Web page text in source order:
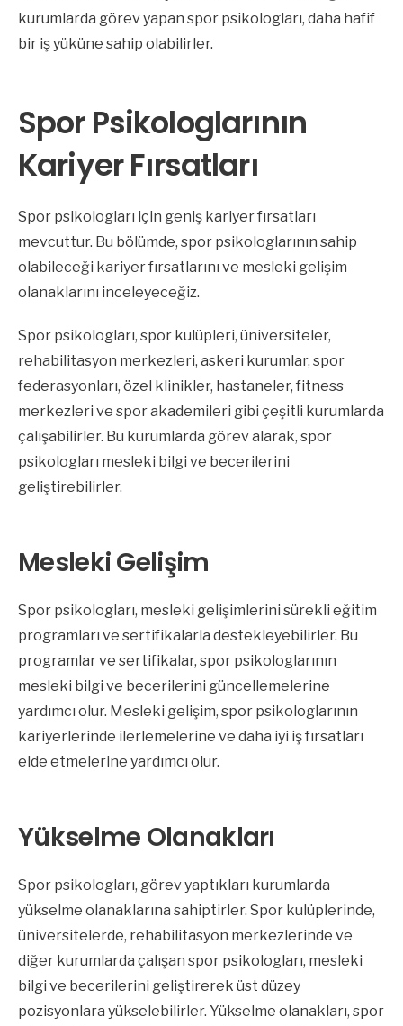
kurumlarda görev yapan spor psikologları, daha hafif
bir iş yüküne sahip olabilirler.
Spor Psikologlarının
Kariyer Fırsatları
Spor psikologları için geniş kariyer fırsatları
mevcuttur. Bu bölümde, spor psikologlarının sahip
olabileceği kariyer fırsatlarını ve mesleki gelişim
olanaklarını inceleyeceğiz.
Spor psikologları, spor kulüpleri, üniversiteler,
rehabilitasyon merkezleri, askeri kurumlar, spor
federasyonları, özel klinikler, hastaneler, fitness
merkezleri ve spor akademileri gibi çeşitli kurumlarda
çalışabilirler. Bu kurumlarda görev alarak, spor
psikologları mesleki bilgi ve becerilerini
geliştirebilirler.
Mesleki Gelişim
Spor psikologları, mesleki gelişimlerini sürekli eğitim
programları ve sertifikalarla destekleyebilirler. Bu
programlar ve sertifikalar, spor psikologlarının
mesleki bilgi ve becerilerini güncellemelerine
yardımcı olur. Mesleki gelişim, spor psikologlarının
kariyerlerinde ilerlemelerine ve daha iyi iş fırsatları
elde etmelerine yardımcı olur.
Yükselme Olanakları
Spor psikologları, görev yaptıkları kurumlarda
yükselme olanaklarına sahiptirler. Spor kulüplerinde,
üniversitelerde, rehabilitasyon merkezlerinde ve
diğer kurumlarda çalışan spor psikologları, mesleki
bilgi ve becerilerini geliştirerek üst düzey
pozisyonlara yükselebilirler. Yükselme olanakları, spor